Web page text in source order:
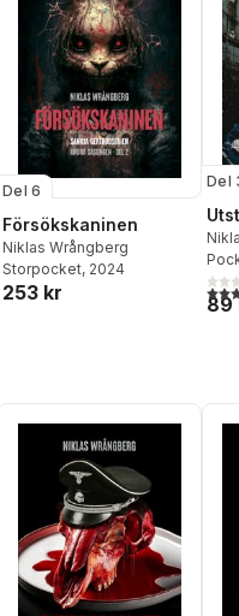
Del 6
Försökskaninen
Niklas Wrångberg
Storpocket, 2024
253 kr
Del
4,0
89